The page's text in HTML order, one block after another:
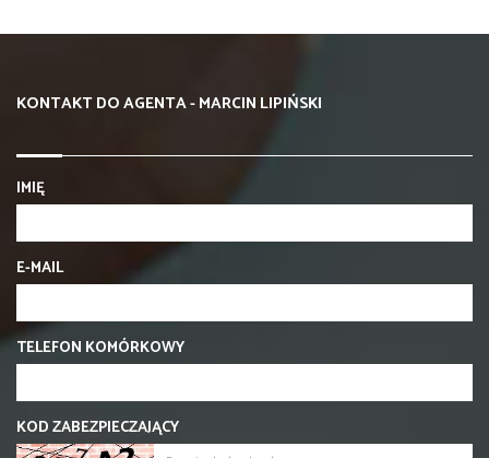
KONTAKT DO AGENTA - MARCIN LIPIŃSKI
IMIĘ
E-MAIL
TELEFON KOMÓRKOWY
KOD ZABEZPIECZAJĄCY